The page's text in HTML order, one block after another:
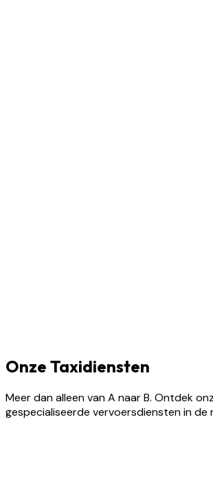
Onze Taxidiensten
Meer dan alleen van A naar B. Ontdek
gespecialiseerde vervoersdiensten in de